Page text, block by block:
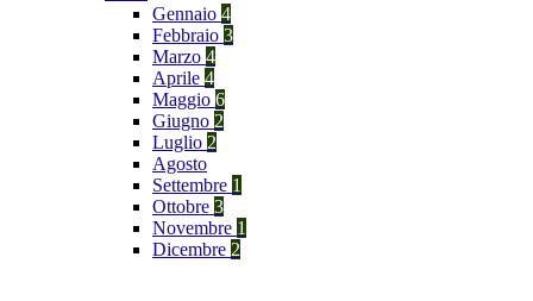
Gennaio 4
Febbraio 3
Marzo 4
Aprile 4
Maggio 6
Giugno 2
Luglio 2
Agosto
Settembre 1
Ottobre 3
Novembre 1
Dicembre 2